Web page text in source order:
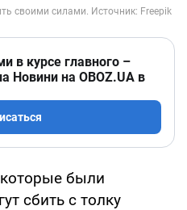
в курсе главного –
Новини на OBOZ.UA в
были
сбить с толку